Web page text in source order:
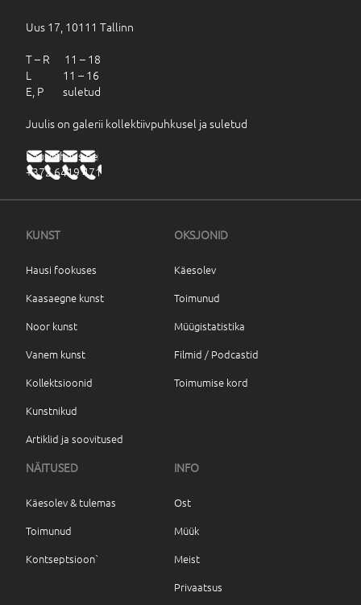
Uus 17, 10111 Tallinn
T – R 11 – 18
L 11 – 16
E, P suletud
Juulis on galerii kollektiivpuhkusel ja suletud
haus@haus.ee
+372 6419 471
KUNST
Hausi fookuses
Kaasaegne kunst
Noor kunst
Vanem kunst
Kollektsioonid
Kunstnikud
Artiklid ja soovitused
OKSJONID
Käesolev
Toimunud
Müügistatistika
Filmid / Podcastid
Toimumise kord
NÄITUSED
Käesolev & tulemas
Toimunud
Kontseptsioon`
INFO
Ost
Müük
Meist
Privaatsus